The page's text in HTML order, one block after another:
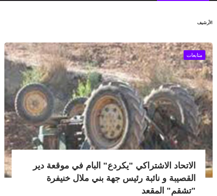
الأرشيف
متابعات
الاتحاد الاشتراكي "يكردع" البام في موقعة دير
القصيبة و نائبة رئيس جهة بني ملال خنيفرة
"تشقم" المقعد